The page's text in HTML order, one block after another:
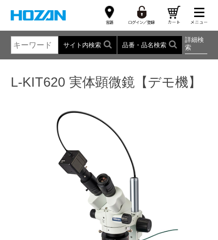
サイト内検索 品番・品名検索
詳細検
索
L-KIT620 実体顕微鏡【デモ機】